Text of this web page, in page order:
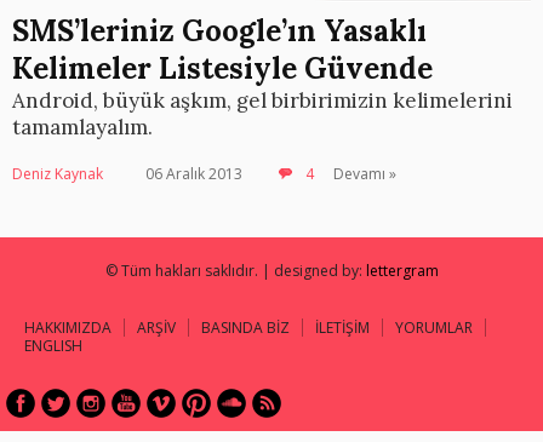
SMS’leriniz Google’ın Yasaklı
Kelimeler Listesiyle Güvende
Android, büyük aşkım, gel birbirimizin kelimelerini
tamamlayalım.
Deniz Kaynak 06 Aralık 2013 4 Devamı »
© Tüm hakları saklıdır. | designed by: lettergram
HAKKIMIZDA ARŞİV BASINDA BİZ İLETİŞİM
YORUMLAR
ENGLISH